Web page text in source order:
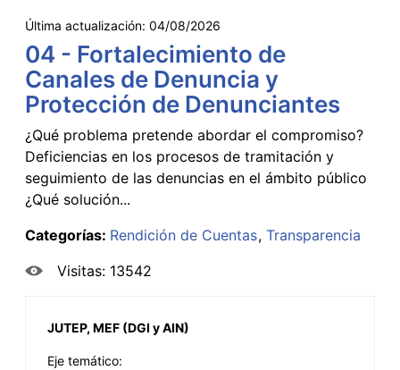
Última actualización: 04/08/2026
04 - Fortalecimiento de
Canales de Denuncia y
Protección de Denunciantes
¿Qué problema pretende abordar el compromiso?
Deficiencias en los procesos de tramitación y
seguimiento de las denuncias en el ámbito público
¿Qué solución...
Categorías: Rendición de Cuentas Transparencia
Visitas: 13542
JUTEP, MEF (DGI y AIN)
Eje temático: